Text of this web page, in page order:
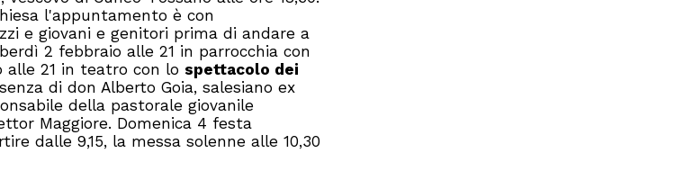
l'appuntamento è con
e giovani e genitori prima di andare a
2 febbraio alle 21 in parrocchia con
alle 21 in teatro con lo spettacolo dei
di don Alberto Goia, salesiano ex
della pastorale giovanile
Maggiore. Domenica 4 festa
dalle 9,15, la messa solenne alle 10,30